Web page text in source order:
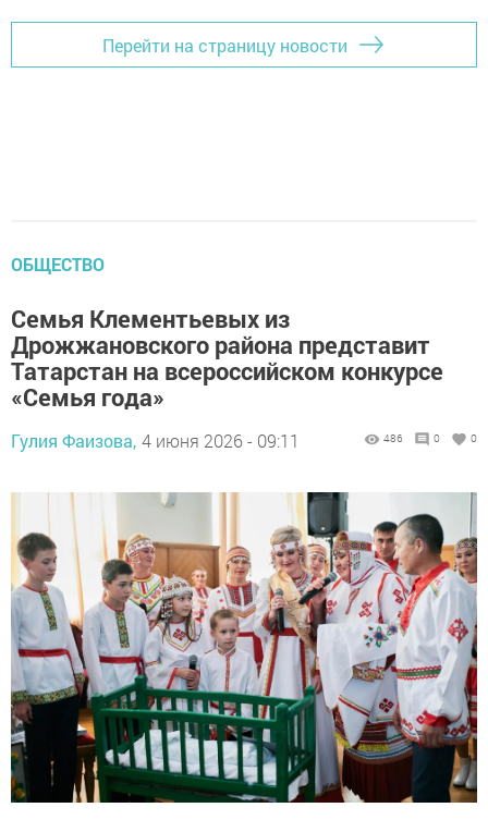
Перейти на страницу новости
ОБЩЕСТВО
Семья Клементьевых из
Дрожжановского района представит
Татарстан на всероссийском конкурсе
«Семья года»
Гулия Фаизова, 4 июня 2026 - 09:11 486 0 0